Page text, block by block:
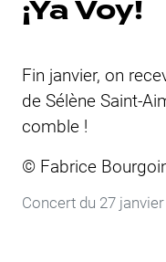
¡Ya Voy!
Fin janvier, on
de Sélène Saint-
comble !
© Fabrice
Concert du 27